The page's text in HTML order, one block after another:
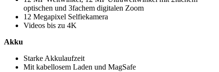
optischen und 3fachem digitalen Zoom
12 Megapixel Selfiekamera
Videos bis zu 4K
Akku
Starke Akkulaufzeit
Mit kabellosem Laden und MagSafe